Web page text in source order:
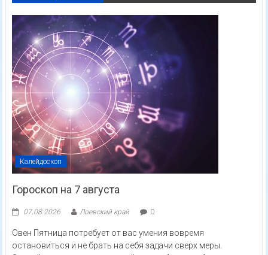
Калейдоскоп
Гороскоп на 7 августа
07.08.2026 Лоевский край 0
Овен Пятница потребует от вас умения вовремя
остановиться и не брать на себя задачи сверх меры.